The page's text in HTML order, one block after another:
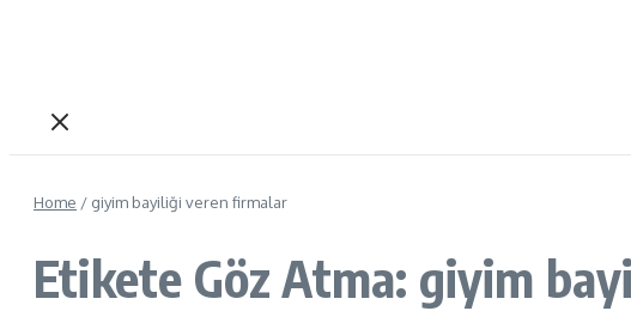
Home / giyim bayiliği veren firmalar
Etikete Göz Atma: giyim